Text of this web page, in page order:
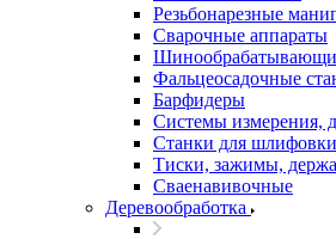
Резьбонарезные
Сварочные аппараты
Фальцеосадочные
Барфидеры
Системы измерения,
Станки для шлифовки
Тиски, зажимы,
Cваенавивочные
Деревообработка